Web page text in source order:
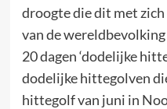
droogte die dit met
van de
20 dagen ‘dodelijke
dodelijke hittegolven
hittegolf van juni in